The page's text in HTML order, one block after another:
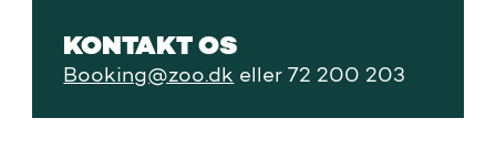
KONTAKT OS
Booking@zoo.dk eller 72 200 203